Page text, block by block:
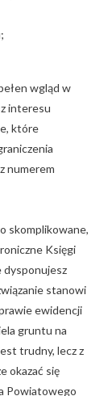
wgląd w
interesu
które
numerem
skomplikowane,
Księgi
dysponujesz
stanowi
ewidencji
gruntu na
trudny, lecz z
okazać się
Powiatowego